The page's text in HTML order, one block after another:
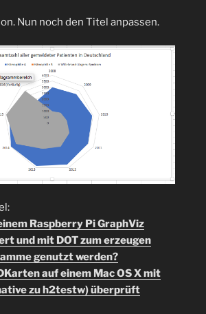
Nun noch den Titel anpassen.
Raspberry Pi GraphViz
und mit DOT zum erzeugen
genutzt werden?
auf einem Mac OS X mit
zu h2testw) überprüft